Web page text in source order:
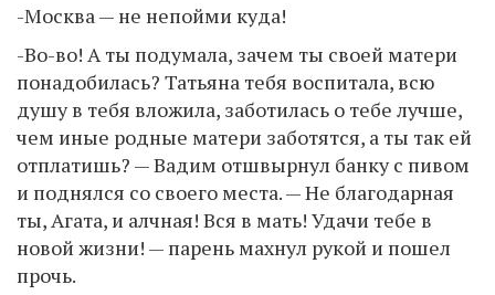
-Москва — не непойми куда!
-Во-во! А ты подумала, зачем ты своей матери
понадобилась? Татьяна тебя воспитала, всю
душу в тебя вложила, заботилась о тебе лучше,
чем иные родные матери заботятся, а ты так ей
отплатишь? — Вадим отшвырнул банку с пивом
и поднялся со своего места. — Не благодарная
ты, Агата, и алчная! Вся в мать! Удачи тебе в
новой жизни! — парень махнул рукой и пошел
прочь.